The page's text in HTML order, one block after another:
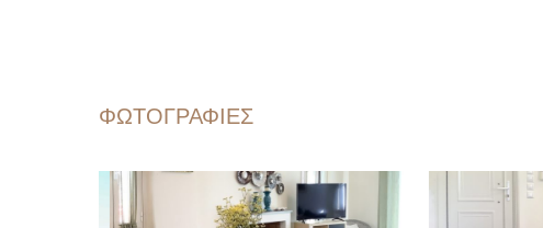
ΦΩΤΟΓΡΑΦΙΕΣ